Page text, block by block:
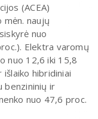
(ACEA)
naujų
nuo
Elektra varomų
nuo 12,6 iki 15,8
išlaiko hibridiniai
benzininių ir
nuo 47,6 proc.